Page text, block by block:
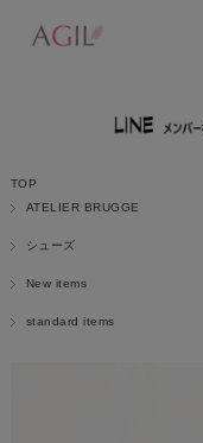
TOP
ATELIER BRUGGE
シューズ
New items
standard items